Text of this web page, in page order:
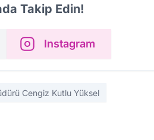
Takip Edin!
Instagram
Cengiz Kutlu Yüksel